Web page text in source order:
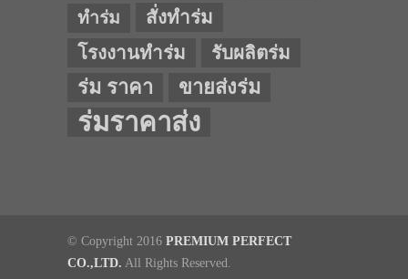
ทำร่ม
สั่งทำร่ม
โรงงานทำร่ม
รับผลิตร่ม
ร่ม ราคา ขายส่งร่ม
ร่มราคาส่ง
© Copyright 2016 PREMIUM PERFECT
CO.,LTD. All Rights Reserved.